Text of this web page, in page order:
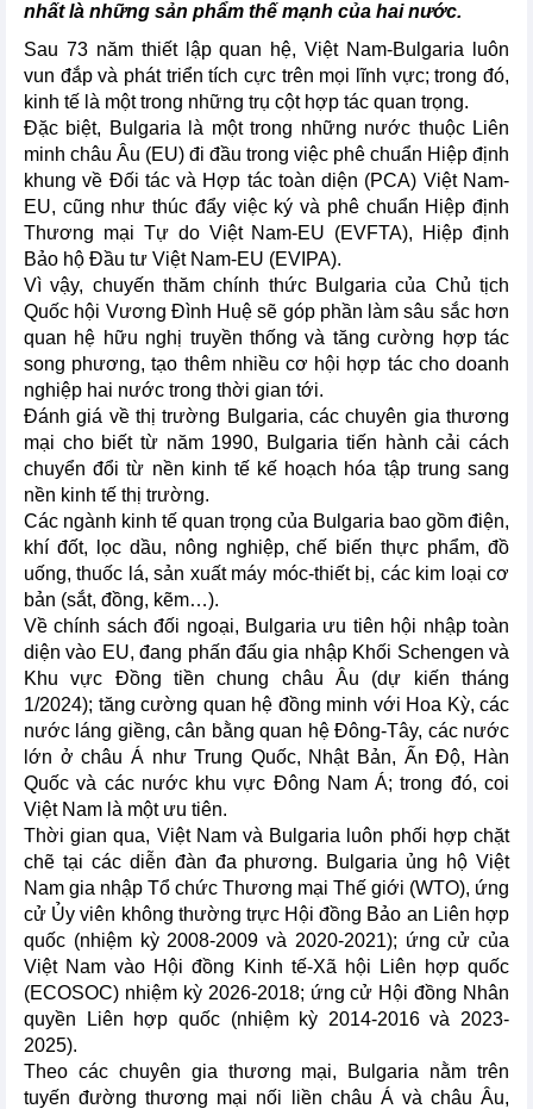
nhất là những sản phẩm thế mạnh của hai nước.
Sau 73 năm thiết lập quan hệ, Việt Nam-Bulgaria luôn
vun đắp và phát triển tích cực trên mọi lĩnh vực; trong đó,
kinh tế là một trong những trụ cột hợp tác quan trọng.
Đặc biệt, Bulgaria là một trong những nước thuộc Liên
minh châu Âu (EU) đi đầu trong việc phê chuẩn Hiệp định
khung về Đối tác và Hợp tác toàn diện (PCA) Việt Nam-
EU, cũng như thúc đẩy việc ký và phê chuẩn Hiệp định
Thương mại Tự do Việt Nam-EU (EVFTA), Hiệp định
Bảo hộ Đầu tư Việt Nam-EU (EVIPA).
Vì vậy, chuyến thăm chính thức Bulgaria của Chủ tịch
Quốc hội Vương Đình Huệ sẽ góp phần làm sâu sắc hơn
quan hệ hữu nghị truyền thống và tăng cường hợp tác
song phương, tạo thêm nhiều cơ hội hợp tác cho doanh
nghiệp hai nước trong thời gian tới.
Đánh giá về thị trường Bulgaria, các chuyên gia thương
mại cho biết từ năm 1990, Bulgaria tiến hành cải cách
chuyển đổi từ nền kinh tế kế hoạch hóa tập trung sang
nền kinh tế thị trường.
Các ngành kinh tế quan trọng của Bulgaria bao gồm điện,
khí đốt, lọc dầu, nông nghiệp, chế biến thực phẩm, đồ
uống, thuốc lá, sản xuất máy móc-thiết bị, các kim loại cơ
bản (sắt, đồng, kẽm…).
Về chính sách đối ngoại, Bulgaria ưu tiên hội nhập toàn
diện vào EU, đang phấn đấu gia nhập Khối Schengen và
Khu vực Đồng tiền chung châu Âu (dự kiến tháng
1/2024); tăng cường quan hệ đồng minh với Hoa Kỳ, các
nước láng giềng, cân bằng quan hệ Đông-Tây, các nước
lớn ở châu Á như Trung Quốc, Nhật Bản, Ấn Độ, Hàn
Quốc và các nước khu vực Đông Nam Á; trong đó, coi
Việt Nam là một ưu tiên.
Thời gian qua, Việt Nam và Bulgaria luôn phối hợp chặt
chẽ tại các diễn đàn đa phương. Bulgaria ủng hộ Việt
Nam gia nhập Tổ chức Thương mại Thế giới (WTO), ứng
cử Ủy viên không thường trực Hội đồng Bảo an Liên hợp
quốc (nhiệm kỳ 2008-2009 và 2020-2021); ứng cử của
Việt Nam vào Hội đồng Kinh tế-Xã hội Liên hợp quốc
(ECOSOC) nhiệm kỳ 2026-2018; ứng cử Hội đồng Nhân
quyền Liên hợp quốc (nhiệm kỳ 2014-2016 và 2023-
2025).
Theo các chuyên gia thương mại, Bulgaria nằm trên
tuyến đường thương mại nối liền châu Á và châu Âu,